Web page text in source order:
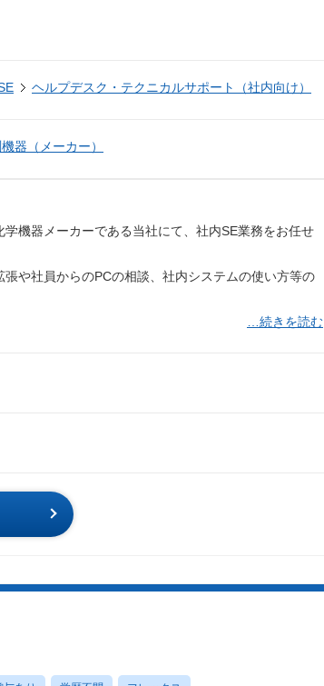
ヘルプデスク・テクニカルサポート（社内向け）
器（メーカー）
機器メーカーである当社にて、社内SE業務をお任せ
や社員からのPCの相談、社内システムの使い方等の
…続きを読む